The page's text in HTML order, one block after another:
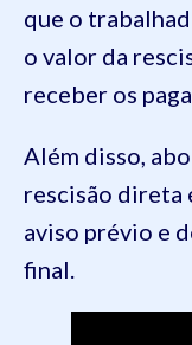
que o
o valor da
receber os
Além disso,
rescisão direta
aviso prévio e
final.